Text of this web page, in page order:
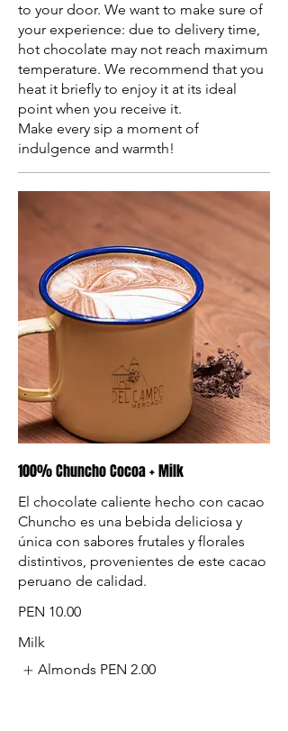
to your door. We want to make sure of
your experience: due to delivery time,
hot chocolate may not reach maximum
temperature. We recommend that you
heat it briefly to enjoy it at its ideal
point when you receive it.
Make every sip a moment of
indulgence and warmth!
100% Chuncho Cocoa + Milk
El chocolate caliente hecho con cacao
Chuncho es una bebida deliciosa y
única con sabores frutales y florales
distintivos, provenientes de este cacao
peruano de calidad.
PEN 10.00
Milk
Almonds PEN 2.00